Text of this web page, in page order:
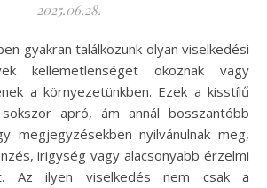
2025.06.28.
kellemetlenséget okoznak vagy
a környezetünkben. Ezek a kisstílű
sokszor apró, ám annál bosszantóbb
megjegyzésekben nyilvánulnak meg,
irigység vagy alacsonyabb érzelmi
Az ilyen viselkedés nem csak a